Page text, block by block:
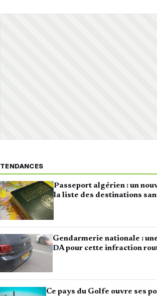
TENDANCES
Passeport algérien : un
la liste des destinations
Gendarmerie nationale :
DA pour cette infraction
Ce pays du Golfe ouvre ses